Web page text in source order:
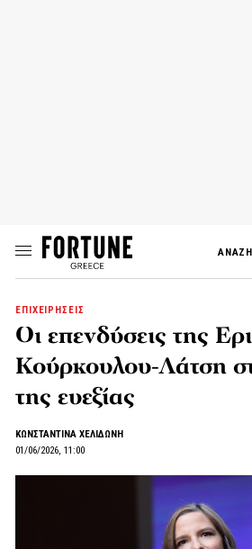
ΕΠΙΧΕΙΡΗΣΕΙΣ
Οι επενδύσεις της
Κούρκουλου-Λάτση
της ευεξίας
ΚΩΝΣΤΑΝΤΙΝΑ ΧΕΛΙΔΩΝΗ
01/06/2026, 11:00